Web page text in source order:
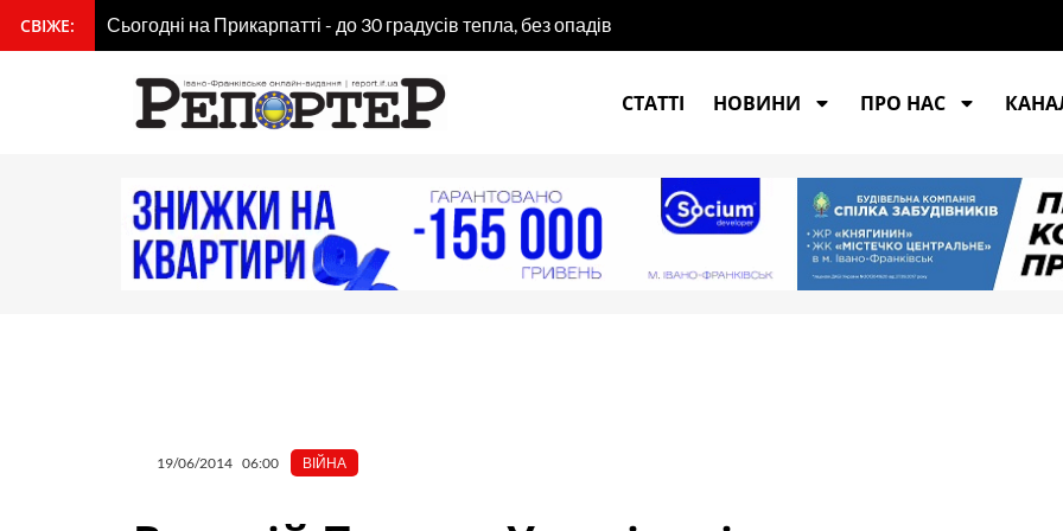
вмісту
СВІЖЕ: Сьогодні на Прикарпатті - до 30 градусів тепла, без опадів
СТАТТІ
НОВИНИ ПРО НАС
19/06/2014 06:00 ВІЙНА